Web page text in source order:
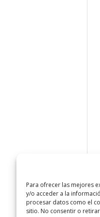
Para ofrecer las mejores
y/o acceder a la
procesar datos como el
sitio. No consentir o